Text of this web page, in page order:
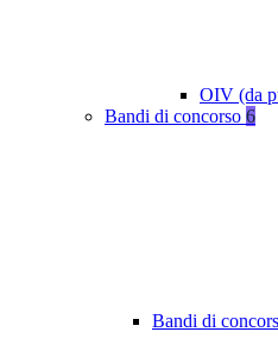
OIV (da
Bandi di concorso 6
Bandi di